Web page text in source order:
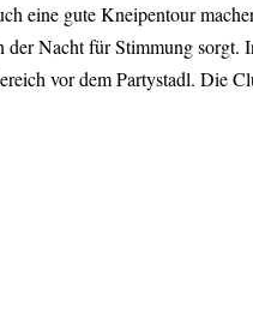
eine gute Kneipentour
Nacht für Stimmung sorgt.
vor dem Partystadl. Die